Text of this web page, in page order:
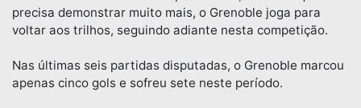
precisa demonstrar muito mais, o Grenoble joga para
voltar aos trilhos, seguindo adiante nesta competição.
Nas últimas seis partidas disputadas, o Grenoble marcou
apenas cinco gols e sofreu sete neste período.